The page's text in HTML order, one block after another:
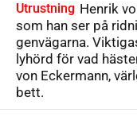
Utrustning Henrik
som han ser på
genvägarna.
lyhörd för vad
von Eckermann,
bett.